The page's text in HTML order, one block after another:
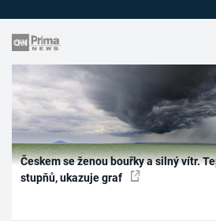
Českem se ženou bouřky a silný vítr.
stupňů, ukazuje graf